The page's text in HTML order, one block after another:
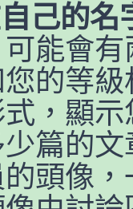
己的名
能會
的等
，顯
篇的
頭像